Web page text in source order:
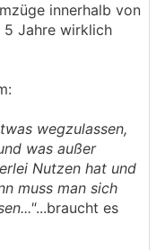
innerhalb von
5 Jahre wirklich
wegzulassen,
was außer
Nutzen hat und
muss man sich
...braucht es